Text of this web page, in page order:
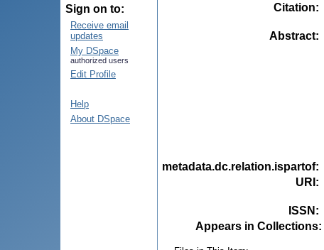
Sign on to:
Receive email
updates
My DSpace
authorized users
Edit Profile
Help
About DSpace
Citation:
Abstract:
metadata.dc.relation.ispartof:
URI :
ISSN :
Appears in Collections: